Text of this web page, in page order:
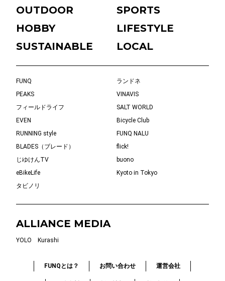
OUTDOOR
SPORTS
HOBBY
LIFESTYLE
SUSTAINABLE
LOCAL
FUNQ
ランドネ
PEAKS
VINAVIS
フィールドライフ
SALT WORLD
EVEN
Bicycle Club
RUNNING style
FUNQ NALU
BLADES（ブレード）
flick!
じゆけんTV
buono
eBikeLife
Kyoto in Tokyo
タビノリ
ALLIANCE MEDIA
YOLO Kurashi
FUNQとは？ お問い合わせ 運営会社